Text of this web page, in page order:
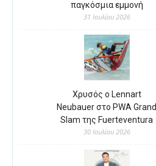
παγκόσμια εμμονή
31 Ιουλίου 2026
Χρυσός ο Lennart
Neubauer στο PWA Grand
Slam της Fuerteventura
30 Ιουλίου 2026